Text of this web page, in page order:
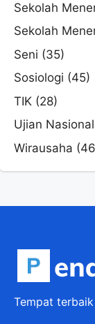
Sekolah
Sekolah
Seni (35)
Sosiologi (45)
TIK (28)
Ujian Nasional
Wirausaha
Tempat